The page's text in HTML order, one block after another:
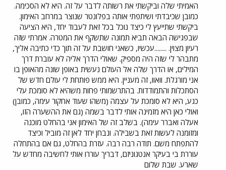
האמיתי שלה וביקשתי את רשותה לדבר על זה. היא לא הסכימה.
כמובן שכיבדתי ושיתפתי אותה בפלונטר שנוצר במרחב האימון.
ביקשתי שתייעץ לי כיצד נוכל בכל זאת לעבוד יחד, היא הציעה
שבפגישה הבאה תביא תמונה שתשקף את המטרה. אמרתי שזה
רעיון מצוין. ........עכשיו, כשאני חושבת על זה תוך כדי כתיבה אליך,
מתבהר לי שזה היה מספיק. שאולי הדרך אליה לא עוברת דרך
המילים, או הדרך שלה אל העולם נעשית באופן שונה מהאופן בו
אני מורגלת. וואוו, זה מעניין. היא ממש פותחת לי עולם חדש של
הסתכלות והתמודדות. בהתרשמותי פחות משהיא לא סומכת עלי
כגע, היא לא סומכת על עצמה (משהו שעוד אחקור עימה, כמובן)
ואולי כאן היא מזמינה אותי לדבר בשמה (גם את ההשערה הזו,
אעלה ואברר עימה). בשלב זה של האימון אני בהחלט מוכנה
ומזומנה לעשות זאת בשבילה. ונבחן יחד לאן זה מוביל וכיצד
להתפתח משם. תודה רבה רבה. עזרת בהחלט, גם אם בהתחלה
עוררת בי בעיקר אנטגוניזם, דבריך עוררו אותי לחשיבה מחדש על
שארע. שבת שלום